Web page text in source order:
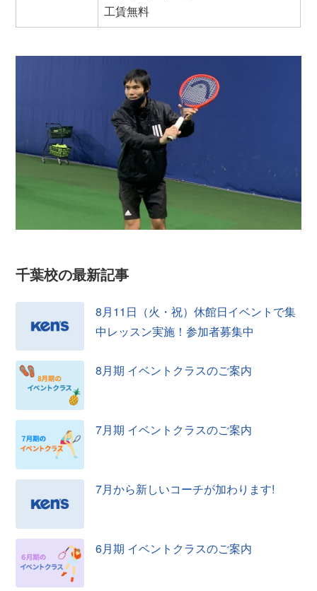
工賃無料
千葉校の最新記事
8月11日（火・祝）休館日イベントで集
中レッスン実施！参加者募集中
8月期 イベントクラスのご案内
7月期 イベントクラスのご案内
7月から新しいコーチが加わります!
6月期 イベントクラスのご案内